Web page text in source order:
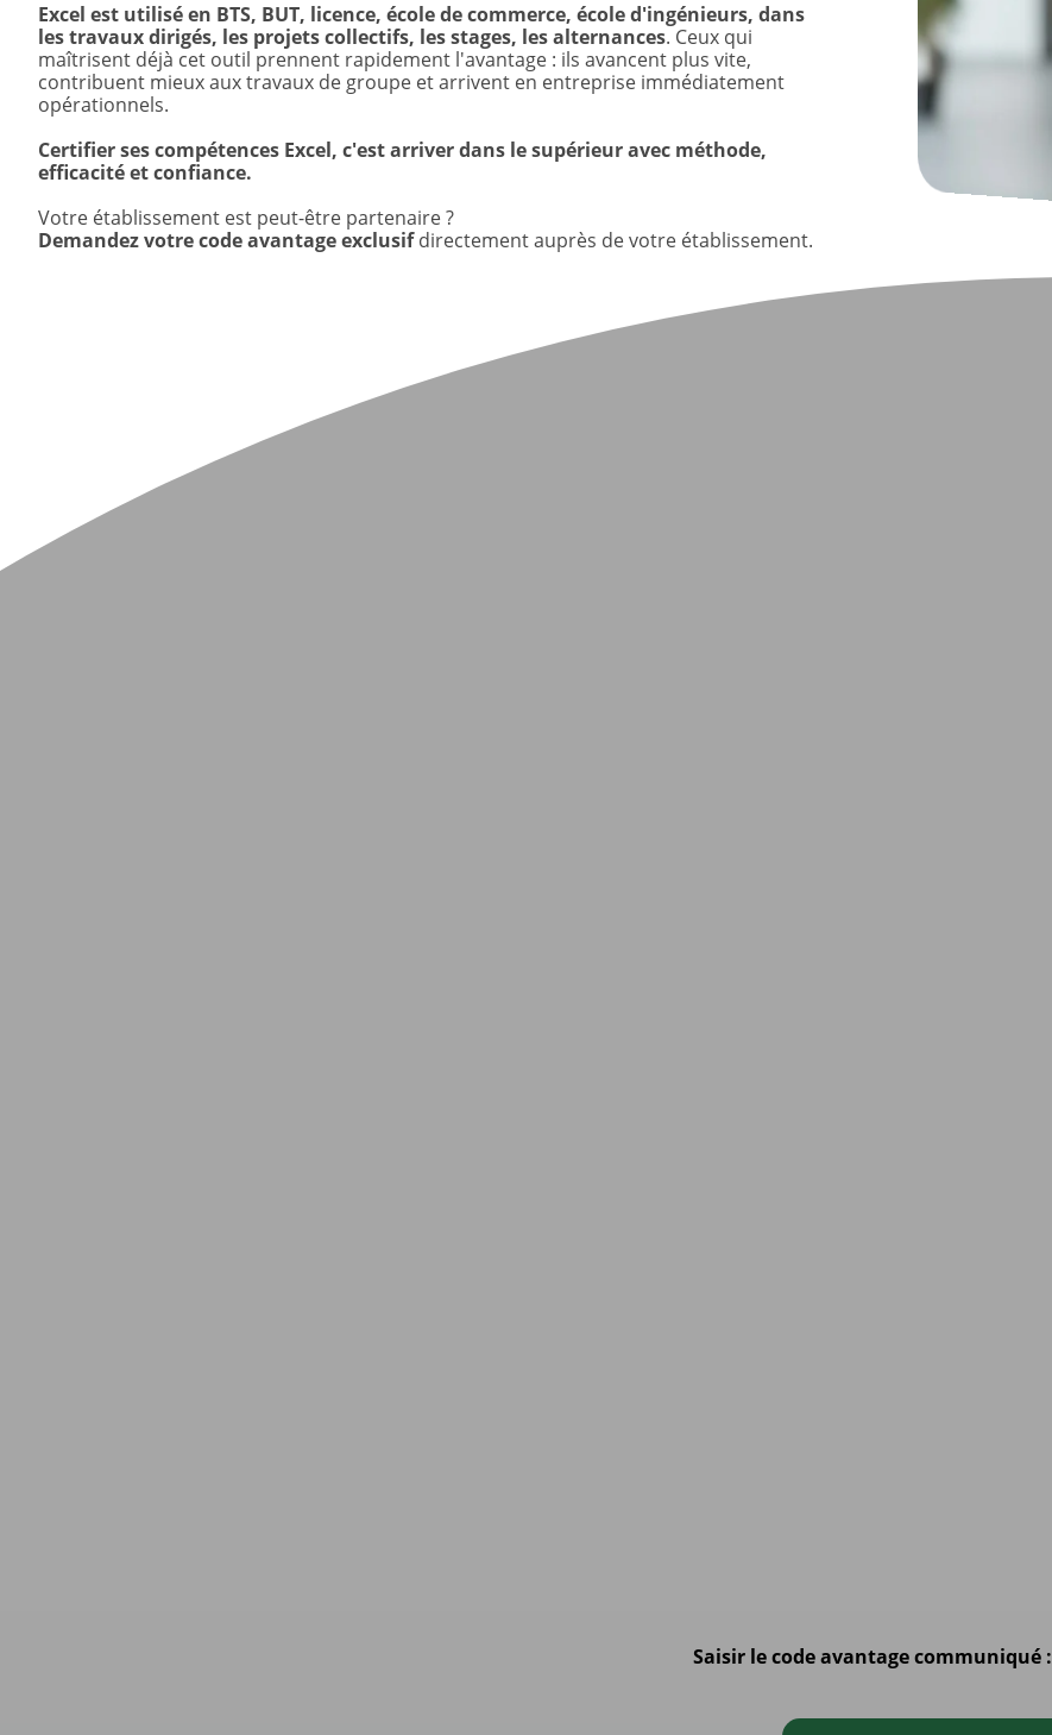
Excel est utilisé en BTS, BUT, licence, école de commerce, école d'ingénieurs, dans
les travaux dirigés, les projets collectifs, les stages, les alternances. Ceux qui
maîtrisent déjà cet outil prennent rapidement l'avantage : ils avancent plus vite,
contribuent mieux aux travaux de groupe et arrivent en entreprise immédiatement
opérationnels.
Certifier ses compétences Excel, c'est arriver dans le supérieur avec méthode,
efficacité et confiance.
Votre établissement est peut-être partenaire ?
Demandez votre code avantage exclusifdirectement auprès de votre établissement.
Saisir le code avantage communiqué :